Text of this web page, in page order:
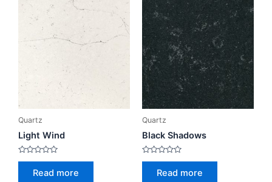
Quartz
Light Wind
Rated
Read more
Quartz
Black Shadows
Rated
Read more